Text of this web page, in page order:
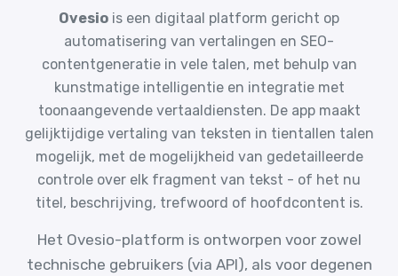
Ovesio is een digitaal platform gericht op
automatisering van vertalingen en SEO-
contentgeneratie in vele talen, met behulp van
kunstmatige intelligentie en integratie met
toonaangevende vertaaldiensten. De app maakt
gelijktijdige vertaling van teksten in tientallen talen
mogelijk, met de mogelijkheid van gedetailleerde
controle over elk fragment van tekst - of het nu
titel, beschrijving, trefwoord of hoofdcontent is.
Het Ovesio-platform is ontworpen voor zowel
technische gebruikers (via API), als voor degenen